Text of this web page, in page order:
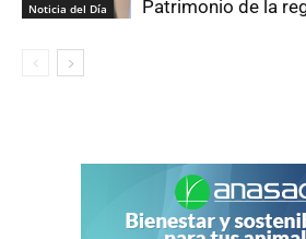
Noticia del Día
Patrimonio de la